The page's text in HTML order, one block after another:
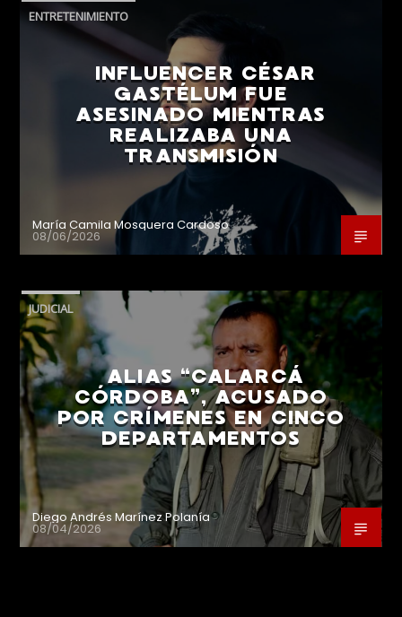
ENTRETENIMIENTO
INFLUENCER CÉSAR
GASTÉLUM FUE
ASESINADO MIENTRAS
REALIZABA UNA
TRANSMISIÓN
María Camila Mosquera Cardoso
08/06/2026
JUDICIAL
ALIAS “CALARCÁ
CÓRDOBA”, ACUSADO
POR CRÍMENES EN CINCO
DEPARTAMENTOS
Diego Andrés Marínez Polanía
08/04/2026